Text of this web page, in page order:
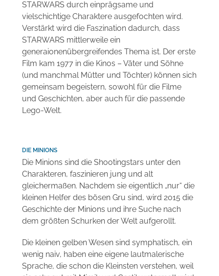
STARWARS durch einprägsame und
vielschichtige Charaktere ausgefochten wird.
Verstärkt wird die Faszination dadurch, dass
STARWARS mittlerweile ein
generaionenübergreifendes Thema ist. Der erste
Film kam 1977 in die Kinos – Väter und Söhne
(und manchmal Mütter und Töchter) können sich
gemeinsam begeistern, sowohl für die Filme
und Geschichten, aber auch für die passende
Lego-Welt.
DIE MINIONS
Die Minions sind die Shootingstars unter den
Charakteren, faszinieren jung und alt
gleichermaßen. Nachdem sie eigentlich „nur“ die
kleinen Helfer des bösen Gru sind, wird 2015 die
Geschichte der Minions und ihre Suche nach
dem größten Schurken der Welt aufgerollt.
Die kleinen gelben Wesen sind symphatisch, ein
wenig naiv, haben eine eigene lautmalerische
Sprache, die schon die Kleinsten verstehen, weil